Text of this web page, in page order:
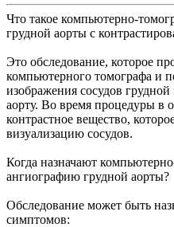
Что такое компьютерно-
грудной аорты с
Это обследование, которое
компьютерного томографа и
изображения сосудов
аорту. Во время процедуры в
контрастное вещество,
визуализацию сосудов.
Когда назначают
ангиографию грудной аорты?
Обследование может быть
симптомов: